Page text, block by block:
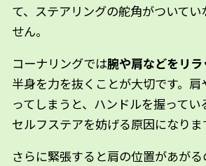
て、ステアリングの舵角がついてい
せん。
コーナリングでは腕や肩などをリラ
半身を力を抜くことが大切です。
ってしまうと、ハンドルを握ってい
セルフステアを妨げる原因になりま
さらに緊張すると肩の位置があがる